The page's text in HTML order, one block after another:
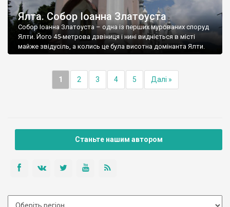
Ялта. Собор Іоанна Златоуста
Собор Іоанна Златоуста – одна із перших мурованих споруд
Ялти. Його 45-метрова дзвіниця і нині видніється в місті
майже звідусіль, а колись це була висотна домінанта Ялти.
1 2 3 4 5 Далі »
Станьте нашим автором